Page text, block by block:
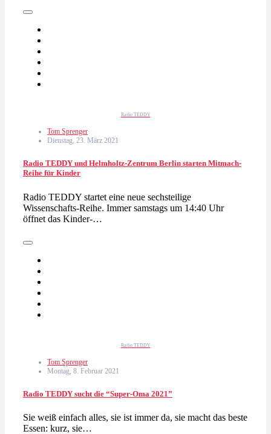
Radio TEDDY
Tom Sprenger
Dienstag, 23. März 2021
Radio TEDDY und Helmholtz-Zentrum Berlin starten Mitmach-
Reihe für Kinder
Radio TEDDY startet eine neue sechsteilige
Wissenschafts-Reihe. Immer samstags um 14:40 Uhr
öffnet das Kinder-…
Radio TEDDY
Tom Sprenger
Montag, 8. Februar 2021
Radio TEDDY sucht die “Super-Oma 2021”
Sie weiß einfach alles, sie ist immer da, sie macht das beste
Essen: kurz, sie…